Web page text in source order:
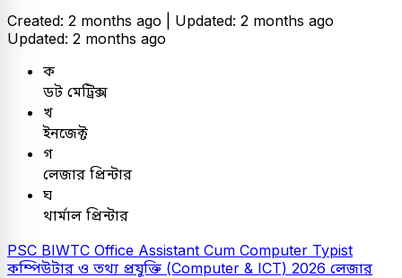
Created: 2 months ago | Updated: 2 months ago
Updated: 2 months ago
ক
ডট মেট্রিক্স
খ
ইনজেক্ট
গ
লেজার প্রিন্টার
ঘ
থার্মাল প্রিন্টার
PSC BIWTC Office Assistant Cum Computer Typist
কম্পিউটার ও তথ্য প্রযুক্তি (Computer & ICT) 2026 লেজার